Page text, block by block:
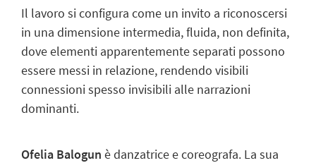
Il lavoro si configura come un invito a riconoscersi
in una dimensione intermedia, fluida, non definita,
dove elementi apparentemente separati possono
essere messi in relazione, rendendo visibili
connessioni spesso invisibili alle narrazioni
dominanti.
Ofelia Balogun è danzatrice e coreografa. La sua